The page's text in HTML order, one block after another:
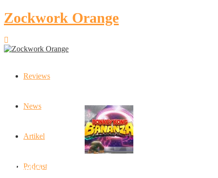
Zockwork Orange
Reviews
News
Artikel
Podcast
Donkey Kong Bananza: “Ich mache alles kaputt!”